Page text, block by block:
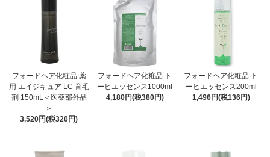
フォードヘア化粧品 薬
用 エイジキュア LC 育毛
剤 150mL＜医薬部外品
＞
3,520円(税320円)
フォードヘア化粧品 ト
ーヒエッセンス1000ml
4,180円(税380円)
フォードヘア化粧品 ト
ーヒエッセンス200ml
1,496円(税136円)